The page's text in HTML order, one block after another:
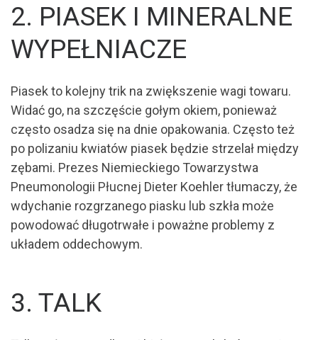
2. PIASEK I MINERALNE
WYPEŁNIACZE
Piasek to kolejny trik na zwiększenie wagi towaru.
Widać go, na szczęście gołym okiem, ponieważ
często osadza się na dnie opakowania. Często też
po polizaniu kwiatów piasek będzie strzelał między
zębami. Prezes Niemieckiego Towarzystwa
Pneumonologii Płucnej Dieter Koehler tłumaczy, że
wdychanie rozgrzanego piasku lub szkła może
powodować długotrwałe i poważne problemy z
układem oddechowym.
3. TALK